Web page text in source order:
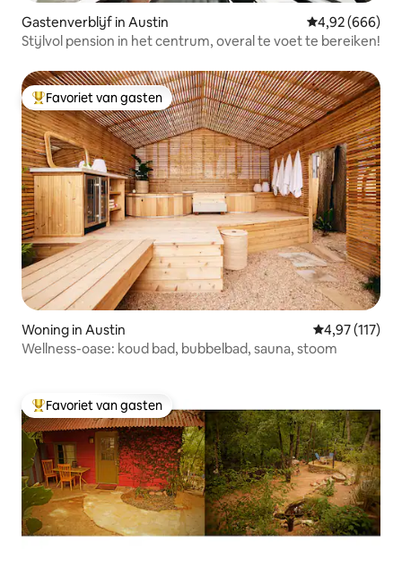
Gastenverblijf in Austin Gemiddelde
4,92 (666)
Stijlvol pension in het centrum, overal te voet te bereiken!
Topfavoriet van gasten
Favoriet van gasten
Woning in Austin Gemiddelde
4,97 (117)
Wellness-oase: koud bad, bubbelbad, sauna, stoom
Topfavoriet van gasten
Favoriet van gasten